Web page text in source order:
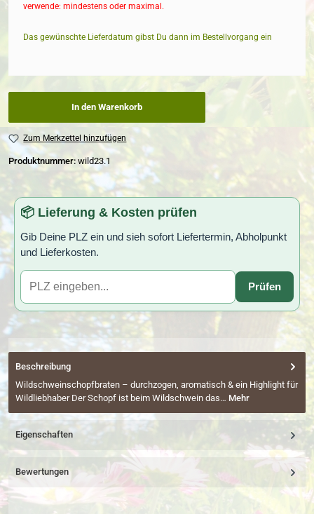
verwende: mindestens oder maximal.
Das gewünschte Lieferdatum gibst Du dann im Bestellvorgang ein
In den Warenkorb
Zum Merkzettel hinzufügen
Produktnummer: wild23.1
📦 Lieferung & Kosten prüfen
Gib Deine PLZ ein und sieh sofort Liefertermin, Abholpunkt
und Lieferkosten.
Prüfen
Beschreibung
Wildschweinschopfbraten – durchzogen, aromatisch & ein Highlight für
Wildliebhaber Der Schopf ist beim Wildschwein das… Mehr
Eigenschaften
Bewertungen